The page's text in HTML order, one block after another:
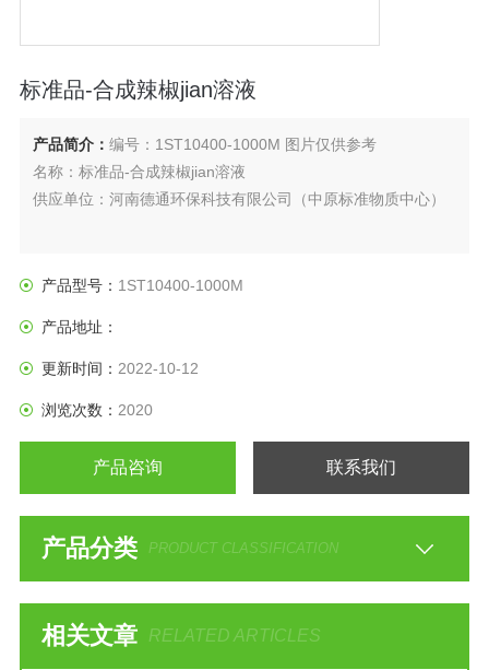
标准品-合成辣椒jian溶液
产品简介： 编号：1ST10400-1000M 图片仅供参考
名称：标准品-合成辣椒jian溶液
供应单位：河南德通环保科技有限公司（中原标准物质中心）
产品型号： 1ST10400-1000M
产品地址：
更新时间： 2022-10-12
浏览次数： 2020
产品咨询 联系我们
产品分类 PRODUCT CLASSIFICATION
相关文章 RELATED ARTICLES